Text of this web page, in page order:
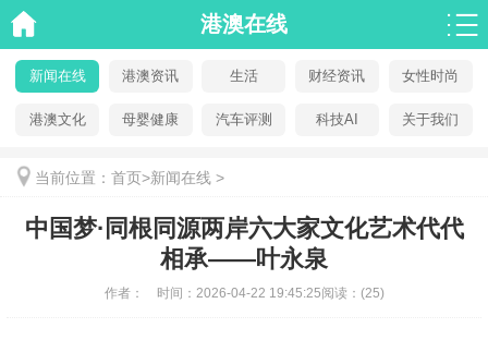
港澳在线
新闻在线 港澳资讯 生活 财经资讯 女性时尚
港澳文化 母婴健康 汽车评测 科技AI 关于我们
当前位置： 首页>新闻在线 >
中国梦·同根同源两岸六大家文化艺术代代
相承——叶永泉
作者： 时间： 2026-04-22 19:45:25阅读： (25)